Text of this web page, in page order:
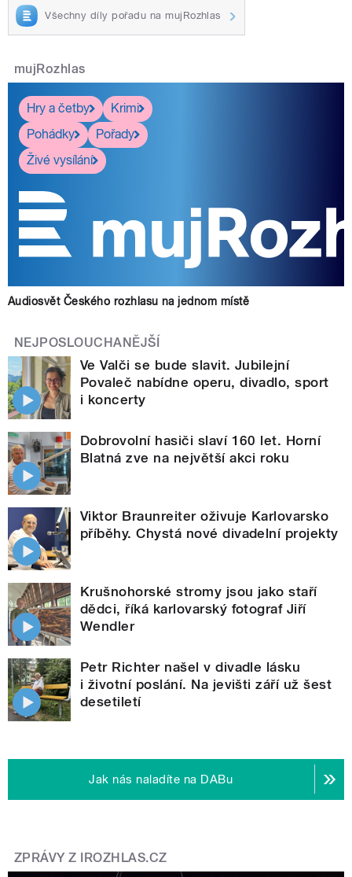
Všechny díly pořadu na mujRozhlas
mujRozhlas
Hry a četby
Krimi
Pohádky
Pořady
Živé vysílání
Audiosvět Českého rozhlasu na jednom místě
NEJPOSLOUCHANĚJŠÍ
Ve Valči se bude slavit. Jubilejní
Povaleč nabídne operu, divadlo, sport
i koncerty
Dobrovolní hasiči slaví 160 let. Horní
Blatná zve na největší akci roku
Viktor Braunreiter oživuje Karlovarsko
příběhy. Chystá nové divadelní projekty
Krušnohorské stromy jsou jako staří
dědci, říká karlovarský fotograf Jiří
Wendler
Petr Richter našel v divadle lásku
i životní poslání. Na jevišti září už šest
desetiletí
Jak nás naladíte na DABu
ZPRÁVY Z IROZHLAS.CZ